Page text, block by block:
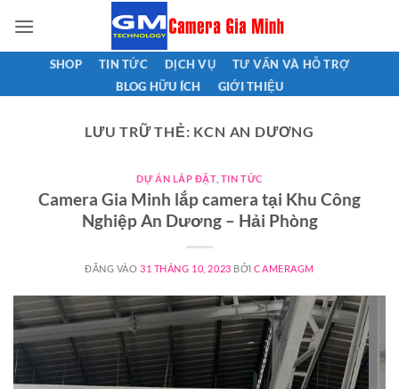
qua
nội
SHOP TIN TỨC DỊCH VỤ
TƯ VẤN VÀ HỖ TRỢ
BLOG HỮU ÍCH
GIỚI THIỆU
LƯU TRỮ THẺ: KCN AN DƯƠNG
DỰ ÁN LẮP ĐẶT, TIN TỨC
Camera Gia Minh lắp camera tại Khu Công
Nghiệp An Dương – Hải Phòng
ĐĂNG VÀO 31 THÁNG 10, 2023 BỞICAMERAGM